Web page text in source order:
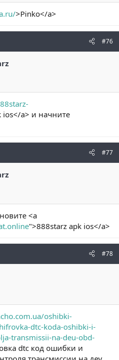
>Pinko</a>
#76
ios</a> и начните
#77
<a
">888starz apk ios</a>
#78
oshibki-
dtc-koda-oshibki-i-
transmissii-na-deu-obd-
dtc код ошибки и